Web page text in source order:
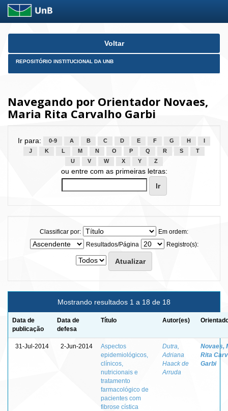
Skip
Voltar
REPOSITÓRIO INSTITUCIONAL DA UNB
Navegando por Orientador Novaes,
Maria Rita Carvalho Garbi
Ir para: 0-9 A B C D E F G H
J
K L M N O P Q R S
T
U
V W X Y Z
ou entre com as primeiras letras:
Classificar por:
Em ordem:
Resultados/Página
Registro(s):
Mostrando resultados 1 a 18 de 18
Data de
publicação
Data de
defesa
Título Autor(es)
31-Jul-2014 2-Jun-2014
Aspectos
epidemiológicos,
clínicos,
nutricionais e
tratamento
farmacológico de
pacientes com
fibrose cística
Dutra,
Adriana
Haack de
Arruda
Novaes,
Rita
Garbi